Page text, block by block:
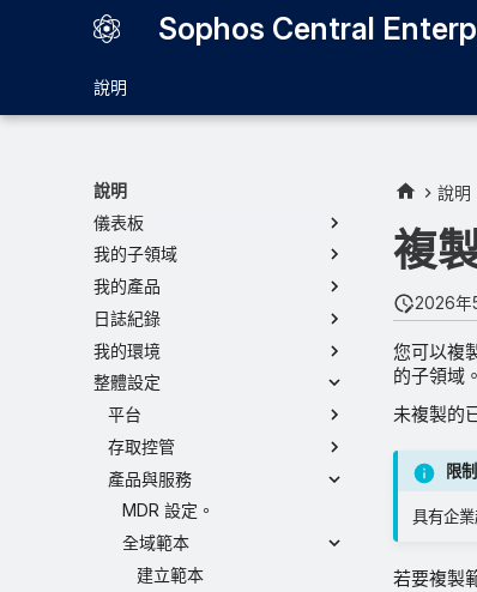
Sophos Central
說明
說明
Sophos Central Enterprise
儀表板
我的子領域
我的產品
日誌紀錄
我的環境
整體設定
平台
存取控管
產品與服務
MDR 設定。
全域範本
建立範本
說明
複
2026年
您可以複
的子領域。
未複製的
限制
具有企
若要複製